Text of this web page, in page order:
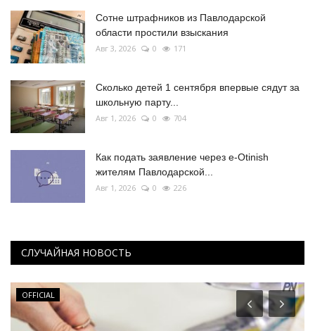
Сотне штрафников из Павлодарской
области простили взыскания
Авг 3, 2026 0 171
Сколько детей 1 сентября впервые сядут за
школьную парту...
Авг 1, 2026 0 704
Как подать заявление через e-Otinish
жителям Павлодарской...
Авг 1, 2026 0 226
СЛУЧАЙНАЯ НОВОСТЬ
OFFICIAL